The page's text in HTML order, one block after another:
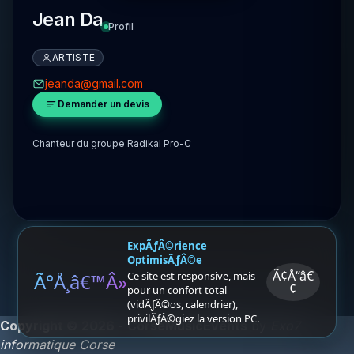
Jean Da Profil
ARTISTE
jeanda@gmail.com
Demander un devis
Chanteur du groupe Radikal Pro-C
Copyright © 2026 - CorseMusicEvents by
informatique Corse
Ã°Å¸â€™Â»
ExpÃƒÂ©rience
OptimisÃƒÂ©e
Ce site est responsive, mais
pour un confort total
(vidÃƒÂ©os, calendrier),
privilÃƒÂ©giez la version PC.
Ã¢Å“â€
¢